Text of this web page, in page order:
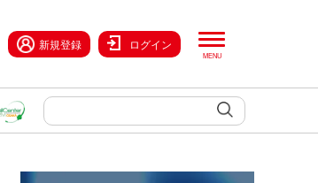
新規登録 ログイン